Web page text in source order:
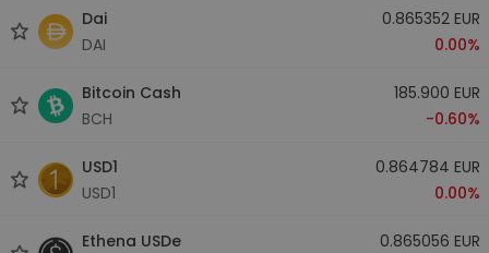
Dai
DAI
0.865352 EUR
0.00%
Bitcoin Cash
BCH
185.900 EUR
-0.60%
USD1
USD1
0.864784 EUR
0.00%
Ethena USDe
0.865056 EUR